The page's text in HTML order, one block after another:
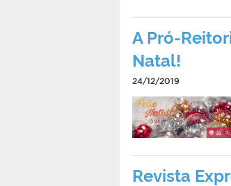
A Pró-
Natal!
24/12/2019
Revista